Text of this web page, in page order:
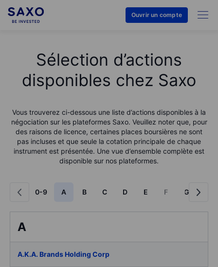
Ouvrir un compte
Sélection d’actions
disponibles chez Saxo
Vous trouverez ci-dessous une liste d’actions disponibles à la
négociation sur les plateformes Saxo. Veuillez noter que, pour
des raisons de licence, certaines places boursières ne sont
pas incluses et que seule la cotation principale de chaque
instrument est présentée. Une vue d’ensemble complète est
disponible sur nos plateformes.
0-9 A B C D E F G
A
A.K.A. Brands Holding Corp